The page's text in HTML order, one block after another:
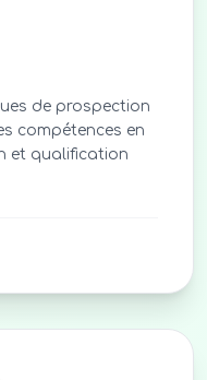
de prospection
compétences en
et qualification